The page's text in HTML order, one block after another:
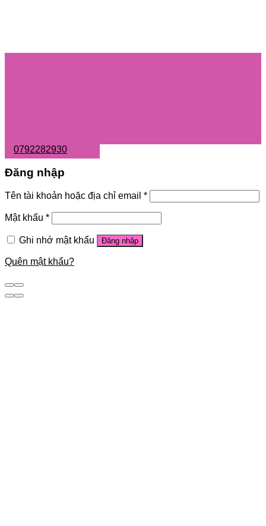
0792282930
Đăng nhập
Tên tài khoản hoặc địa chỉ email *
Mật khẩu *
Ghi nhớ mật khẩu Đăng nhập
Quên mật khẩu?